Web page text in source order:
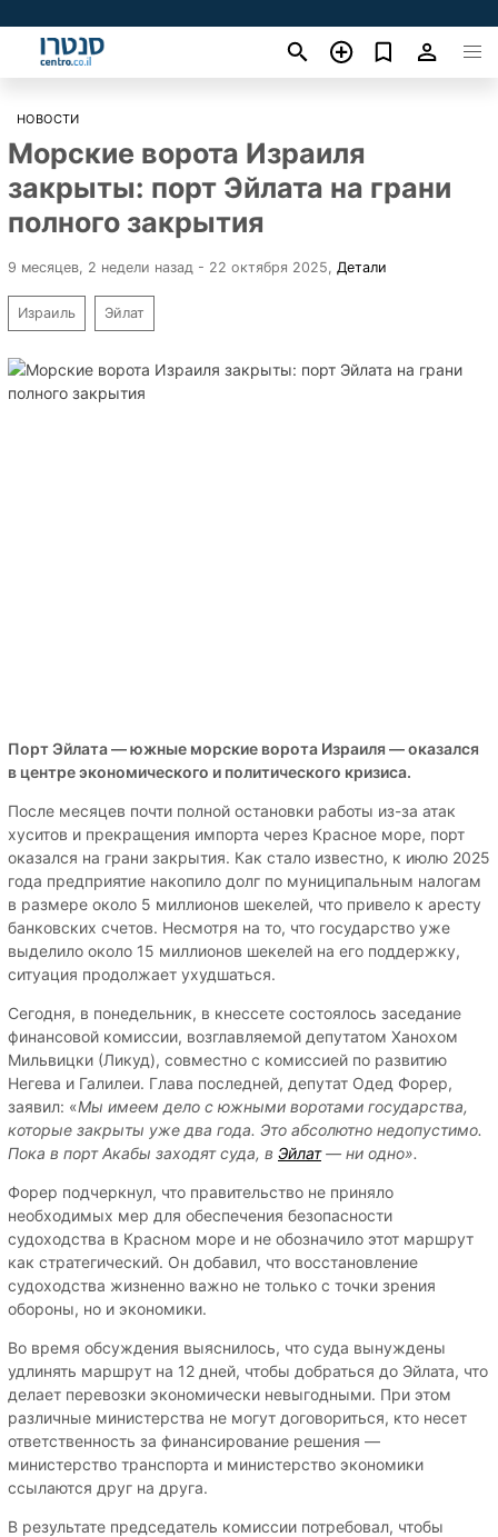
НОВОСТИ
Морские ворота Израиля
закрыты: порт Эйлата на грани
полного закрытия
9 месяцев, 2 недели назад - 22 октября 2025 Детали
Израиль Эйлат
Порт Эйлата — южные морские ворота Израиля — оказался
в центре экономического и политического кризиса.
После месяцев почти полной остановки работы из-за атак
хуситов и прекращения импорта через Красное море, порт
оказался на грани закрытия. Как стало известно, к июлю 2025
года предприятие накопило долг по муниципальным налогам
в размере около 5 миллионов шекелей, что привело к аресту
банковских счетов. Несмотря на то, что государство уже
выделило около 15 миллионов шекелей на его поддержку,
ситуация продолжает ухудшаться.
Сегодня, в понедельник, в кнессете состоялось заседание
финансовой комиссии, возглавляемой депутатом Ханохом
Мильвицки (Ликуд), совместно с комиссией по развитию
Негева и Галилеи. Глава последней, депутат Одед Форер,
заявил: «Мы имеем дело с южными воротами государства,
которые закрыты уже два года. Это абсолютно недопустимо.
Пока в порт Акабы заходят суда, в Эйлат— ни одно».
Форер подчеркнул, что правительство не приняло
необходимых мер для обеспечения безопасности
судоходства в Красном море и не обозначило этот маршрут
как стратегический. Он добавил, что восстановление
судоходства жизненно важно не только с точки зрения
обороны, но и экономики.
Во время обсуждения выяснилось, что суда вынуждены
удлинять маршрут на 12 дней, чтобы добраться до Эйлата, что
делает перевозки экономически невыгодными. При этом
различные министерства не могут договориться, кто несет
ответственность за финансирование решения —
министерство транспорта и министерство экономики
ссылаются друг на друга.
В результате председатель комиссии потребовал, чтобы